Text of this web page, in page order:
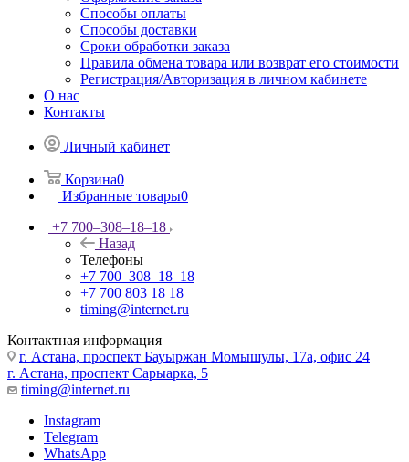
Способы оплаты
Способы доставки
Сроки обработки заказа
Правила обмена товара или возврат его стоимости
Регистрация/Авторизация в личном кабинете
О нас
Контакты
Личный кабинет
Корзина0
Избранные товары0
+7 700‒308‒18‒18
Назад
Телефоны
+7 700‒308‒18‒18
+7 700 803 18 18
timing@internet.ru
Контактная информация
г. Астана, проспект Бауыржан Момышулы, 17а, офис 24
г. Астана, проспект Сарыарка, 5
timing@internet.ru
Instagram
Telegram
WhatsApp